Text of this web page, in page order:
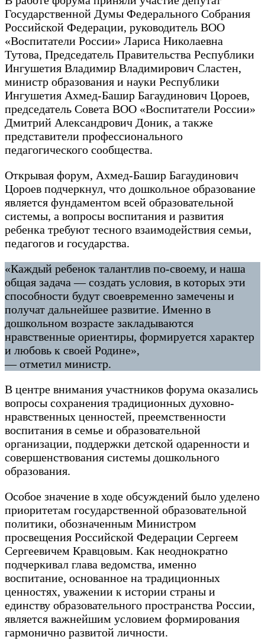
Государственной Думы Федерального Собрания
Российской Федерации, руководитель ВОО
«Воспитатели России» Лариса Николаевна
Тутова, Председатель Правительства Республики
Ингушетия Владимир Владимирович Сластен,
министр образования и науки Республики
Ингушетия Ахмед-Башир Багаудинович Цороев,
председатель Совета ВОО «Воспитатели России»
Дмитрий Александрович Доник, а также
представители профессионального
педагогического сообщества.
Открывая форум, Ахмед-Башир Багаудинович
Цороев подчеркнул, что дошкольное образование
является фундаментом всей образовательной
системы, а вопросы воспитания и развития
ребенка требуют тесного взаимодействия семьи,
педагогов и государства.
«Каждый ребенок талантлив по-своему, и наша
общая задача — создать условия, в которых эти
способности будут своевременно замечены и
получат дальнейшее развитие. Именно в
дошкольном возрасте закладываются
нравственные ориентиры, формируется характер
и любовь к своей Родине»,
— отметил министр.
В центре внимания участников форума оказались
вопросы сохранения традиционных духовно-
нравственных ценностей, преемственности
воспитания в семье и образовательной
организации, поддержки детской одаренности и
совершенствования системы дошкольного
образования.
Особое значение в ходе обсуждений было уделено
приоритетам государственной образовательной
политики, обозначенным Министром
просвещения Российской Федерации Сергеем
Сергеевичем Кравцовым. Как неоднократно
подчеркивал глава ведомства, именно
воспитание, основанное на традиционных
ценностях, уважении к истории страны и
единству образовательного пространства России,
является важнейшим условием формирования
гармонично развитой личности.